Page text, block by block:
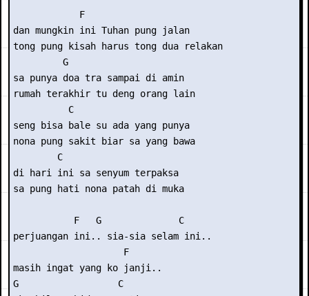
            F
dan mungkin ini Tuhan pung jalan
tong pung kisah harus tong dua relakan
         G
sa punya doa tra sampai di amin
rumah terakhir tu deng orang lain
          C
seng bisa bale su ada yang punya
nona pung sakit biar sa yang bawa
        C
di hari ini sa senyum terpaksa
sa pung hati nona patah di muka
           F   G              C
perjuangan ini.. sia-sia selam ini..
                    F
masih ingat yang ko janji..
G                  C